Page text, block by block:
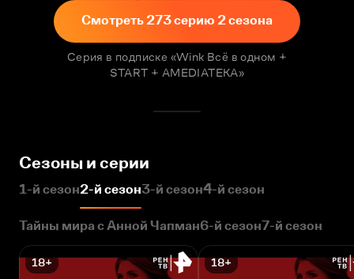
Смотреть 273 серию 2 сезона
Серия в подписке «Wink Всё в одном +
START + AMEDIATEKA»
Сезоны и серии
1-й сезон2-й сезон3-й сезон4-й сезон
Тайны мира с Анной Чапман6-й сезон7-й сезон
18+ 18+